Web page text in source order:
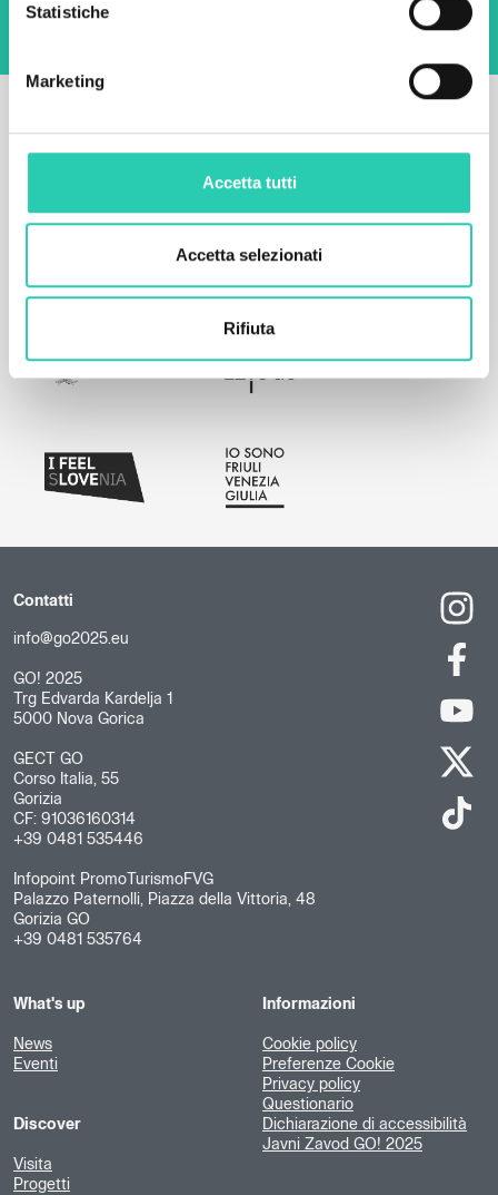
Statistiche
Marketing
Accetta tutti
Accetta selezionati
Rifiuta
Contatti
info@go2025.eu
GO! 2025
Trg Edvarda Kardelja 1
5000 Nova Gorica
GECT GO
Corso Italia, 55
Gorizia
CF: 91036160314
+39 0481 535446
Infopoint PromoTurismoFVG
Palazzo Paternolli, Piazza della Vittoria, 48
Gorizia GO
+39 0481 535764
What's up
News
Eventi
Discover
Visita
Progetti
Informazioni
Cookie policy
Preferenze Cookie
Privacy policy
Questionario
Dichiarazione di accessibilità
Javni Zavod GO! 2025